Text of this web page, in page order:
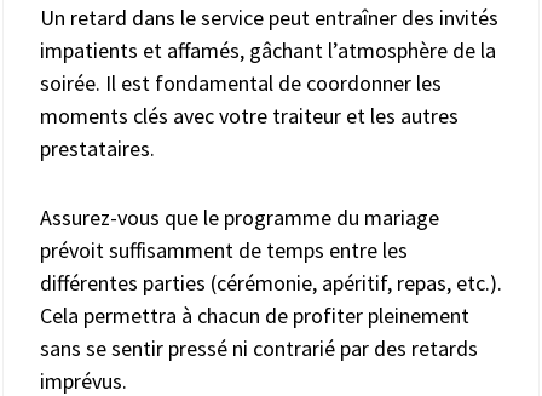
Un retard dans le service peut entraîner des invités
impatients et affamés, gâchant l’atmosphère de la
soirée. Il est fondamental de coordonner les
moments clés avec votre traiteur et les autres
prestataires.
Assurez-vous que le programme du mariage
prévoit suffisamment de temps entre les
différentes parties (cérémonie, apéritif, repas, etc.).
Cela permettra à chacun de profiter pleinement
sans se sentir pressé ni contrarié par des retards
imprévus.